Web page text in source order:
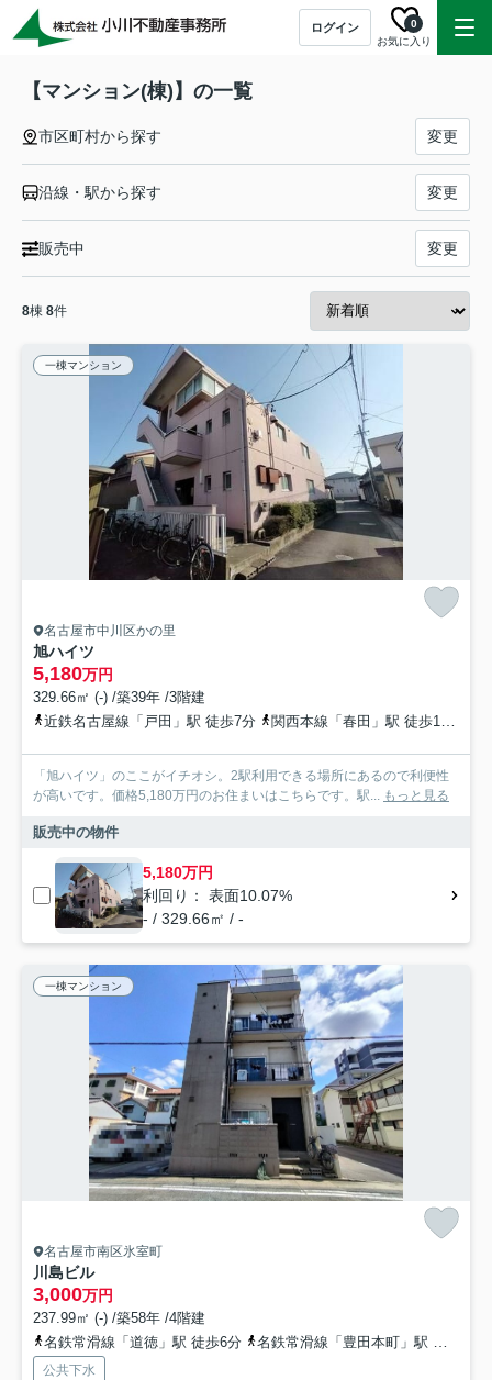
ログイン
お気に入り
0
【マンション(棟)】の一覧
市区町村から探す 変更
沿線・駅から探す 変更
販売中 変更
8棟 8件
一棟マンション
名古屋市中川区かの里
旭ハイツ
5,180万円
329.66㎡ (-) /築39年 /3階建
近鉄名古屋線「戸田」駅 徒歩7分
関西本線「春田」駅 徒歩17分
「旭ハイツ」のここがイチオシ。2駅利用できる場所にあるので利便性
が高いです。価格5,180万円のお住まいはこちらです。駅... もっと見る
販売中の物件
5,180万円
利回り： 表面10.07%
- / 329.66㎡ / -
一棟マンション
名古屋市南区氷室町
川島ビル
3,000万円
237.99㎡ (-) /築58年 /4階建
名鉄常滑線「道徳」駅 徒歩6分
名鉄常滑線「豊田本町」駅 徒歩11分
公共下水